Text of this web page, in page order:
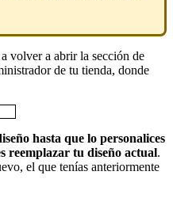
volver a abrir la sección de
de tu tienda, donde
hasta que lo personalices
reemplazar tu diseño actual.
el que tenías anteriormente